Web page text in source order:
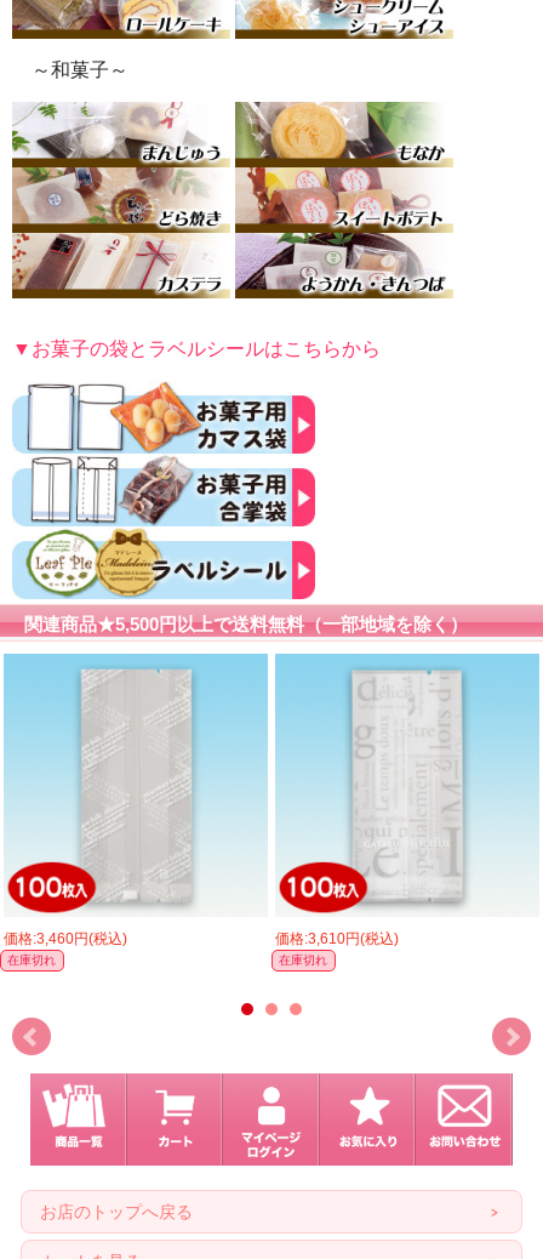
～和菓子～
▼お菓子の袋とラベルシールはこちらから
関連商品★5,500円以上で送料無料（一部地域を除く）
価格:3,460円(税込)
在庫切れ
価格:3,610円(税込)
在庫切れ
お店のトップへ戻る